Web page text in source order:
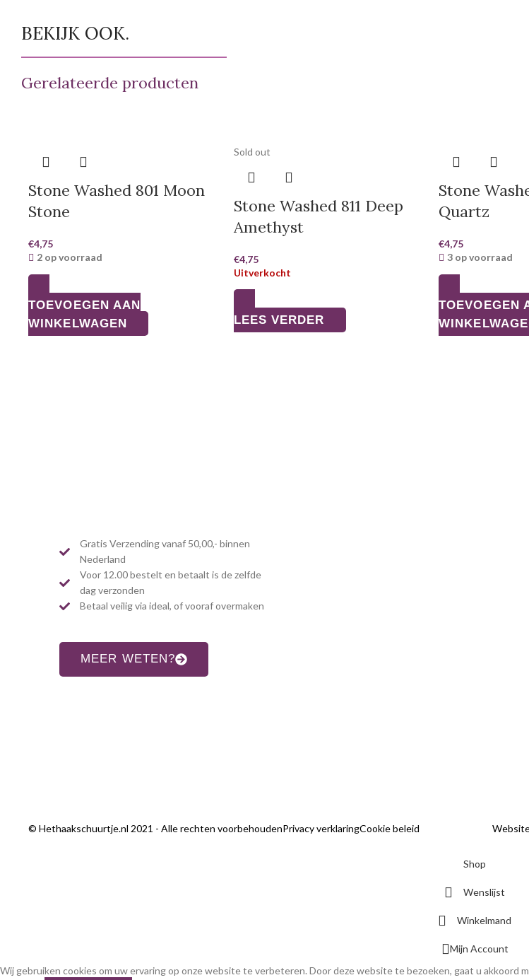
BEKIJK OOK.
Gerelateerde producten
Stone Washed 801 Moon
Stone
€4,75
2 op voorraad
TOEVOEGEN AAN
WINKELWAGEN
Sold out
Stone Washed 811 Deep
Amethyst
€4,75
Uitverkocht
LEES VERDER
Stone
Quartz
€4,75
3 op voorraad
TOEVOEGEN
Gratis Verzending vanaf 50,00,- binnen
Nederland
Voor 12.00 bestelt en betaalt is de zelfde
dag verzonden
Betaal veilig via ideal, of vooraf overmaken
MEER WETEN?
© Hethaakschuurtje.nl 2021 - Alle rechten voorbehoudenPrivacy verklaringCookie beleid
Shop
Wenslijst
Winkelmand
Mijn Account
Wij gebruiken cookies om uw ervaring op onze website te verbeteren. Door deze website te bezoeken, gaat u akkoord